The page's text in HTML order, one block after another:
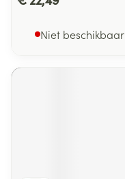
Niet beschikbaar